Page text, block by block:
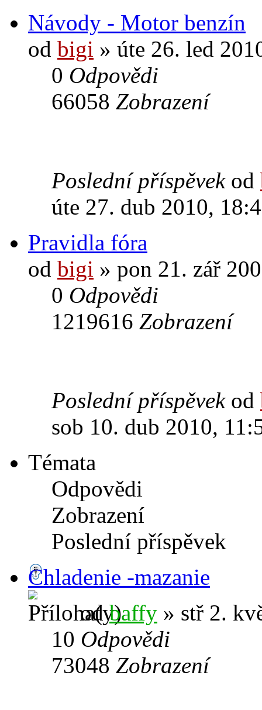
Návody - Motor benzín
od bigi » úte 26. led
0 Odpovědi
66058 Zobrazení
Poslední příspěvek od
úte 27. dub 2010,
Pravidla fóra
od bigi » pon 21. zář
0 Odpovědi
1219616 Zobrazení
Poslední příspěvek od
sob 10. dub 2010,
Témata
Odpovědi
Zobrazení
Poslední příspěvek
Chladenie -mazanie
odbaffy » stř 2.
10 Odpovědi
73048 Zobrazení